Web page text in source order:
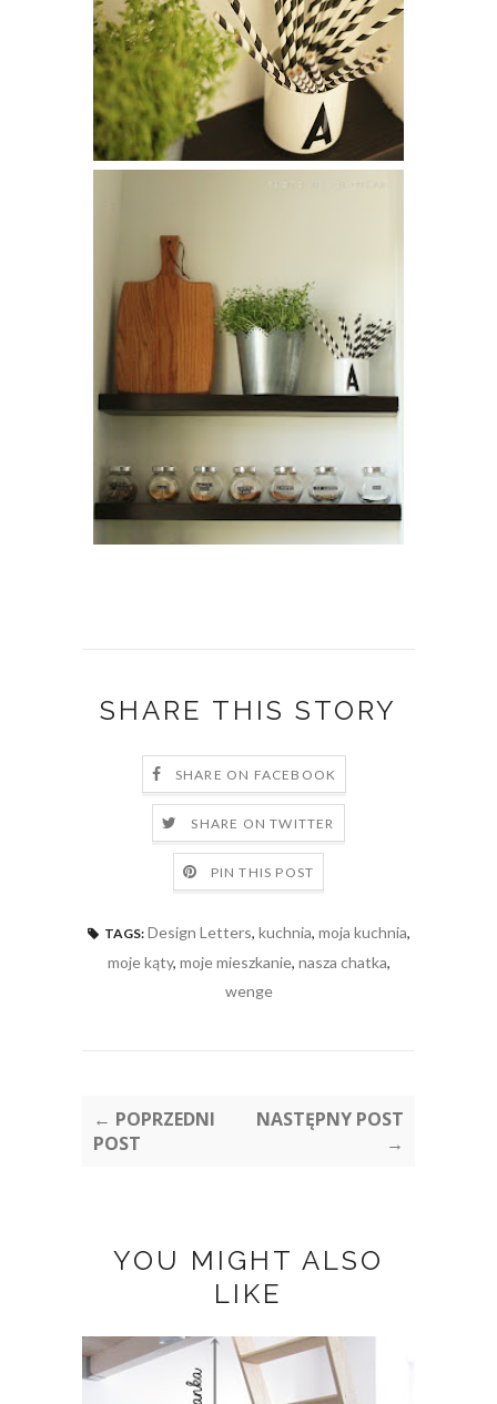
SHARE THIS STORY
SHARE ON FACEBOOK
SHARE ON TWITTER
PIN THIS POST
TAGS: Design Letters, kuchnia, moja kuchnia,
moje kąty, moje mieszkanie, nasza chatka,
wenge
← POPRZEDNI
POST
NASTĘPNY POST
→
YOU MIGHT ALSO
LIKE